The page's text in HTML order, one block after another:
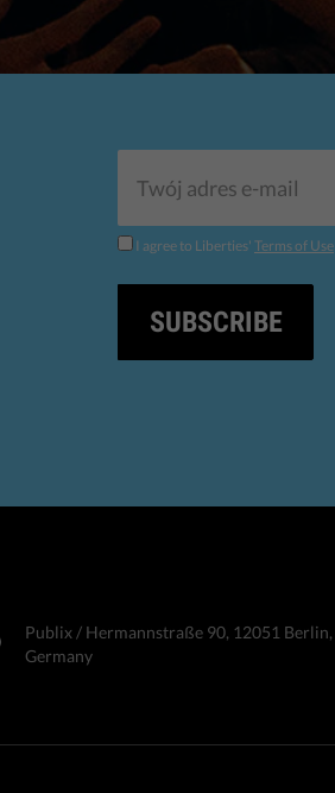
I agree to Liberties' Terms of Use
SUBSCRIBE
Publix​ / Hermannstraße 90, 12051 Berlin,
Germany